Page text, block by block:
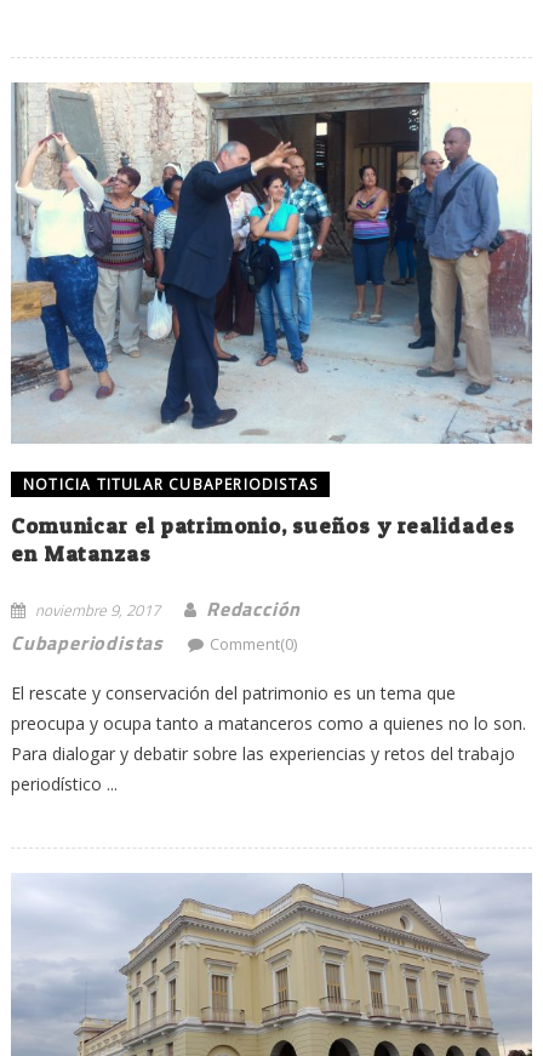
NOTICIA TITULAR CUBAPERIODISTAS
Comunicar el patrimonio, sueños y realidades
en Matanzas
noviembre 9, 2017
Redacción
Cubaperiodistas
Comment(0)
El rescate y conservación del patrimonio es un tema que
preocupa y ocupa tanto a matanceros como a quienes no lo son.
Para dialogar y debatir sobre las experiencias y retos del trabajo
periodístico ...